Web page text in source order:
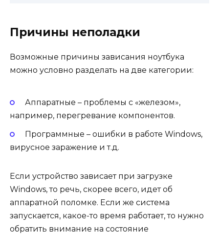
Причины неполадки
Возможные причины зависания ноутбука
можно условно разделать на две категории:
Аппаратные – проблемы с «железом»,
например, перегревание компонентов.
Программные – ошибки в работе Windows,
вирусное заражение и т.д.
Если устройство зависает при загрузке
Windows, то речь, скорее всего, идет об
аппаратной поломке. Если же система
запускается, какое-то время работает, то нужно
обратить внимание на состояние